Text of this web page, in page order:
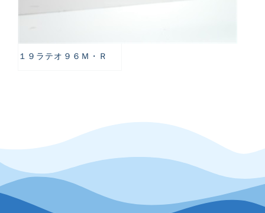
１９ラテオ９６Ｍ・Ｒ